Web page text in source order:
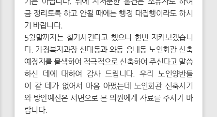
금 정리토록 하고 안될 때에는 행정 대집행이라도 하시
기 바랍니다.
5월말까지는 철거시킨다고 했으니 한번 지켜보겠습니
다. 가정복지과장 신대동과 와동 읍내동 노인회관 신축
예정지를 물색하여 적극적으로 신축하여 주신다고 말씀
하신 데에 대하여 감사 드립니다. 우리 노인양반들
이 갈 데가 없어서 마음 아펐는데 노인회관 신축시기
와 방안예산은 서면으로 본 의원에게 자료를 주시기 바
랍니다.